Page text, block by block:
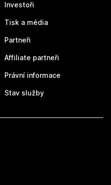
Investoři
Tisk a média
Partneři
Affiliate partneři
Právní informace
Stav služby